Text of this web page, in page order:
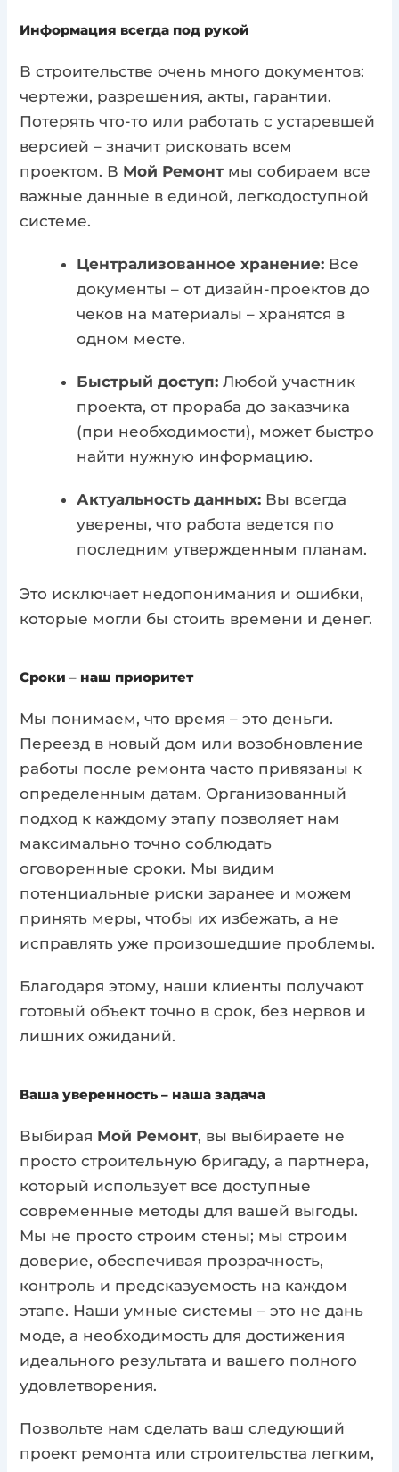
Информация всегда под рукой
В строительстве очень много документов:
чертежи, разрешения, акты, гарантии.
Потерять что-то или работать с устаревшей
версией – значит рисковать всем
проектом. В Мой Ремонт мы собираем все
важные данные в единой, легкодоступной
системе.
Централизованное хранение: Все
документы – от дизайн-проектов до
чеков на материалы – хранятся в
одном месте.
Быстрый доступ: Любой участник
проекта, от прораба до заказчика
(при необходимости), может быстро
найти нужную информацию.
Актуальность данных: Вы всегда
уверены, что работа ведется по
последним утвержденным планам.
Это исключает недопонимания и ошибки,
которые могли бы стоить времени и денег.
Сроки – наш приоритет
Мы понимаем, что время – это деньги.
Переезд в новый дом или возобновление
работы после ремонта часто привязаны к
определенным датам. Организованный
подход к каждому этапу позволяет нам
максимально точно соблюдать
оговоренные сроки. Мы видим
потенциальные риски заранее и можем
принять меры, чтобы их избежать, а не
исправлять уже произошедшие проблемы.
Благодаря этому, наши клиенты получают
готовый объект точно в срок, без нервов и
лишних ожиданий.
Ваша уверенность – наша задача
Выбирая Мой Ремонт, вы выбираете не
просто строительную бригаду, а партнера,
который использует все доступные
современные методы для вашей выгоды.
Мы не просто строим стены; мы строим
доверие, обеспечивая прозрачность,
контроль и предсказуемость на каждом
этапе. Наши умные системы – это не дань
моде, а необходимость для достижения
идеального результата и вашего полного
удовлетворения.
Позвольте нам сделать ваш следующий
проект ремонта или строительства легким,